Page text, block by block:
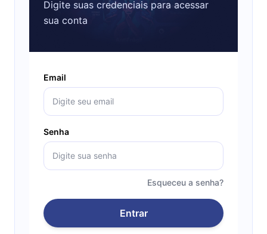
Digite suas credenciais para acessar
sua conta
Email
Senha
Esqueceu a senha?
Entrar